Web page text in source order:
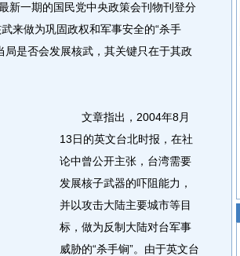
一期的国民党中央政策会刊物刊登分
来做为巩固政权和军事安全的“杀手
是否会发展核武，其关键只在于其政
文章指出，2004年8月
13日的英文台北时报，在社
论中曾公开主张，台湾需要
发展核子武器的吓阻能力，
并以攻击大陆主要城市等目
标，做为反制大陆对台军事
威胁的“杀手锏”。由于英文台